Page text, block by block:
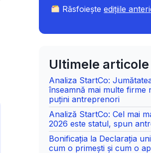
Răsfoieșteedițiile
Ultimele articole
Analiza StartCo:
înseamnă mai multe firme
puțini antreprenori
Analiză StartCo: Cel mai
2026 este statul, spun
Bonificația la Declarația
cum o primești și cum o